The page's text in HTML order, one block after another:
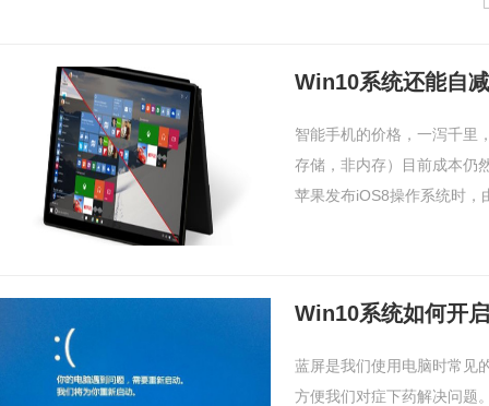
Win10系统还能自
智能手机的价格，一泻千里
存储，非内存）目前成本仍
苹果发布iOS8操作系统时，
Win10系统如何开
蓝屏是我们使用电脑时常见
方便我们对症下药解决问题